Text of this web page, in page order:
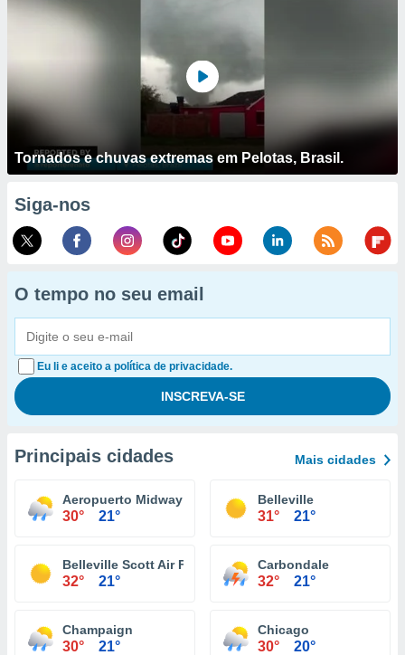
Tornados e chuvas extremas em Pelotas, Brasil.
Siga-nos
O tempo no seu email
Eu li e aceito a política de privacidade.
Principais cidades Mais cidades
Aeropuerto Midway Chicago
30° 21°
Belleville
31° 21°
Belleville Scott Air Force Base
32° 21°
Carbondale
32° 21°
Champaign
30° 21°
Chicago
30° 20°